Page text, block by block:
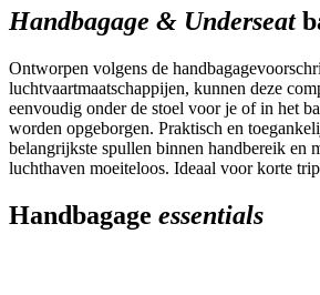
Handbagage & Underseat
Ontworpen volgens de
luchtvaartmaatschappijen, kunnen deze
eenvoudig onder de stoel voor je of in het
worden opgeborgen. Praktisch en
belangrijkste spullen binnen handbereik en
luchthaven moeiteloos. Ideaal voor korte
Handbagage essentials